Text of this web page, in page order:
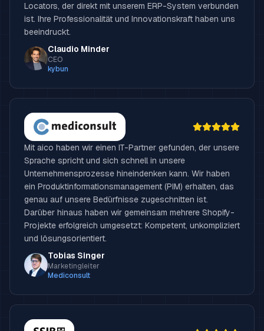
Locators, der direkt mit unserem ERP-System verbunden
ist. Ihre Professionalität und Innovationskraft haben uns
beeindruckt.
Claudio Minder
CEO
kybun
Mit aico haben wir einen IT-Partner gefunden, der unsere
Sprache spricht und sich schnell in unsere
Unternehmensprozesse hineindenken kann. Wir haben
ein Produktinformationsmanagement (PIM) erhalten, das
genau auf unsere Bedürfnisse zugeschnitten ist.
Darüber hinaus haben wir gemeinsam mehrere Shopify-
Projekte erfolgreich umgesetzt: Kompetent, unkompliziert
und lösungsorientiert.
Tobias Singer
Marketingleiter
Mediconsult